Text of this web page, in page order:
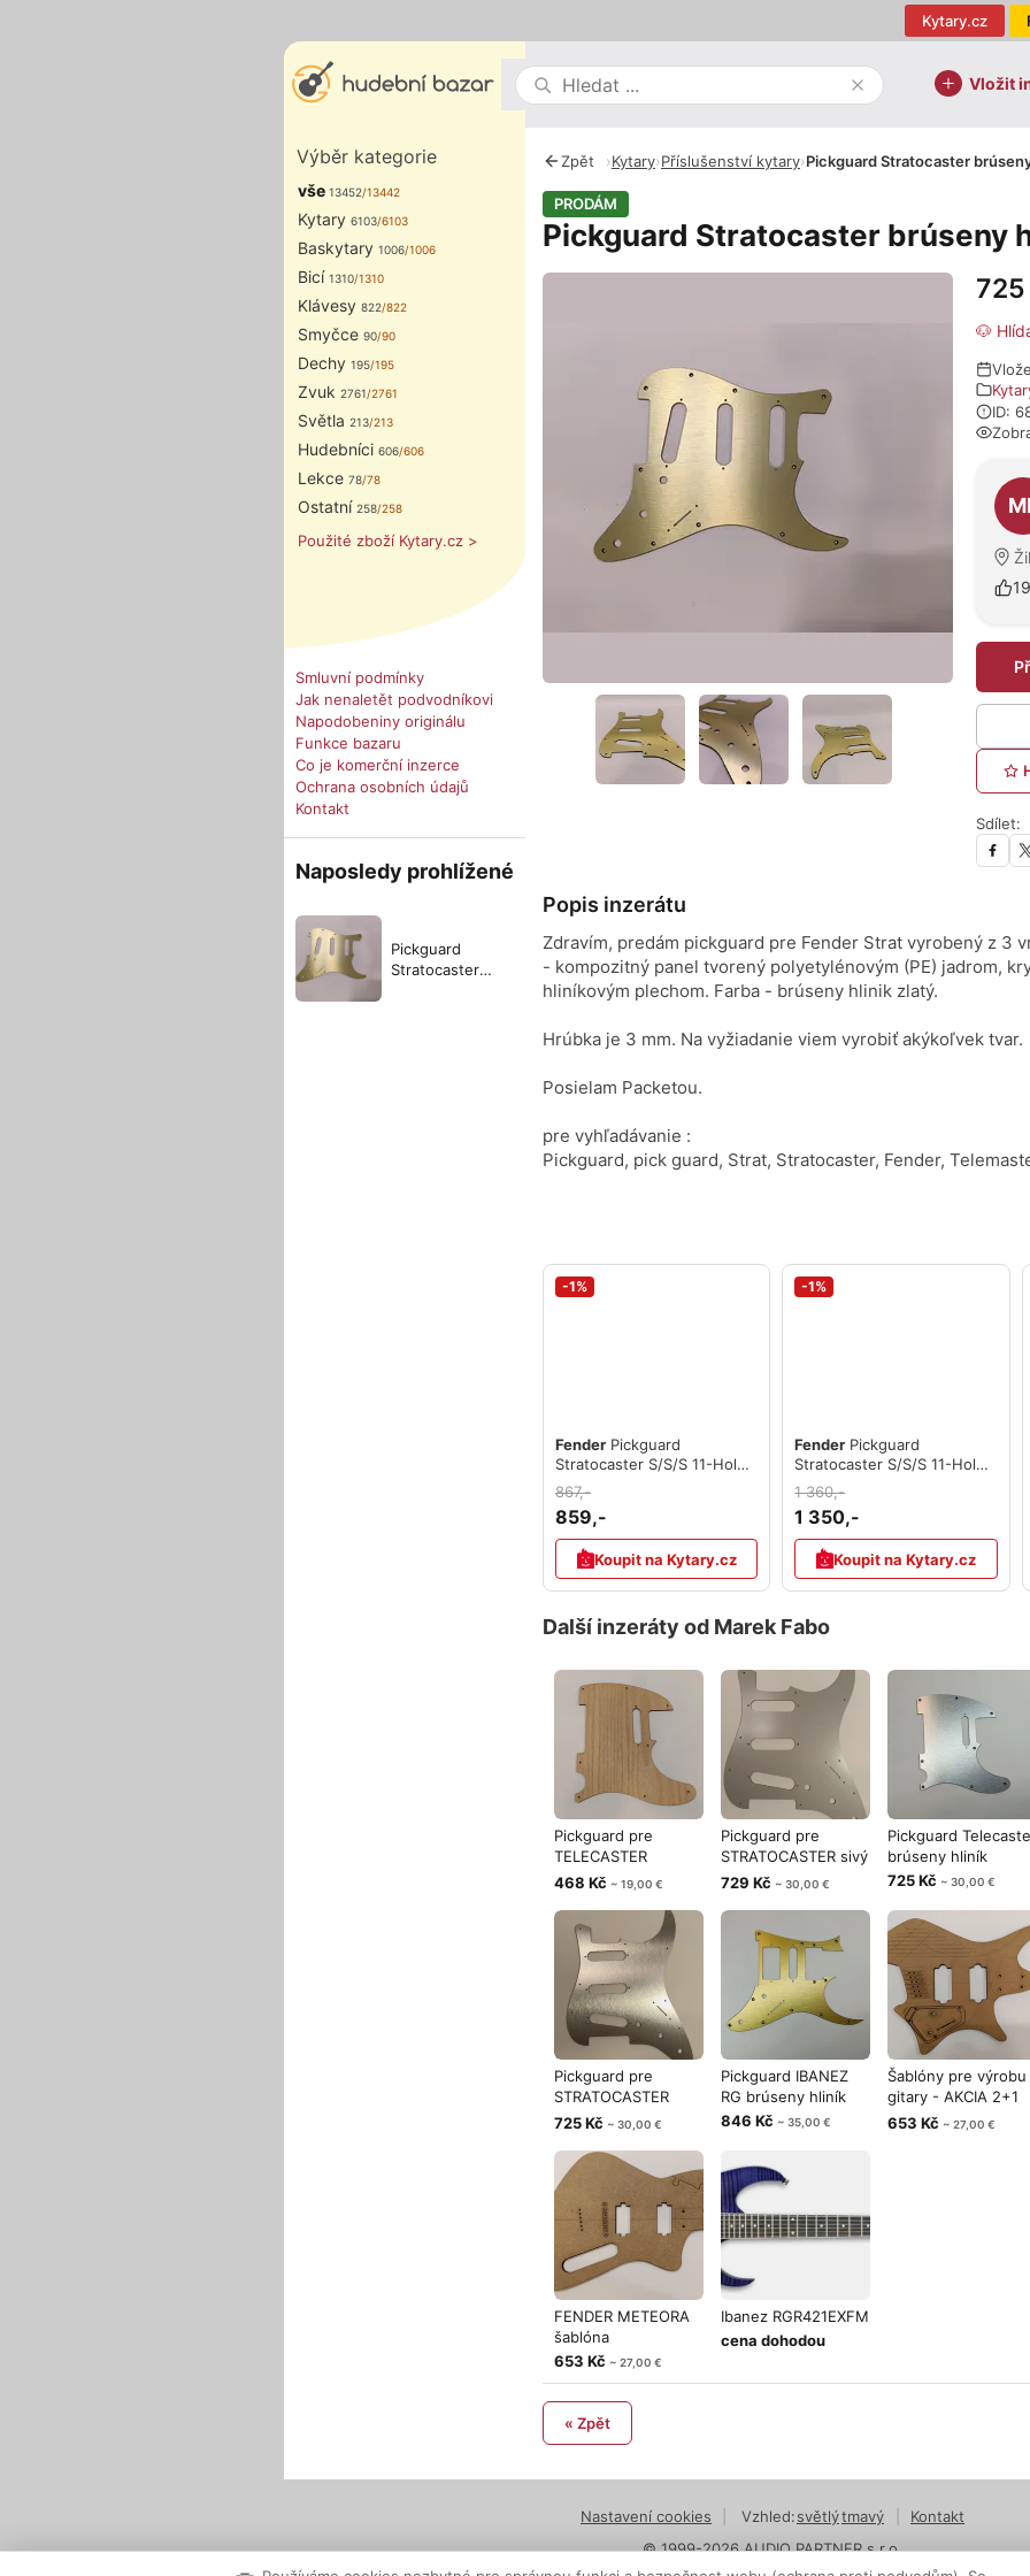
Kytary.cz
Vložit
Výběr kategorie
vše 13452/13442
Kytary 6103/6103
Baskytary 1006/1006
Bicí 1310/1310
Klávesy 822/822
Smyčce 90/90
Dechy 195/195
Zvuk 2761/2761
Světla 213/213
Hudebníci 606/606
Lekce 78/78
Ostatní 258/258
Použité zboží Kytary.cz >
Smluvní podmínky
Jak nenaletět podvodníkovi
Napodobeniny originálu
Funkce bazaru
Co je komerční inzerce
Ochrana osobních údajů
Kontakt
Naposledy prohlížené
Pickguard
Stratocaster
Zpět ›Kytary›Příslušenství kytary›Pickguard Stratocaster
PRODÁM
Pickguard Stratocaster brúseny
🐶
ID:
O
19
Sdílet:
Popis inzerátu
Zdravím, predám pickguard pre Fender Strat vyrobený z 3
- kompozitný panel tvorený polyetylénovým (PE) jadrom,
hliníkovým plechom. Farba - brúseny hlinik zlatý.
Hrúbka je 3 mm. Na vyžiadanie viem vyrobiť akýkoľvek tvar.
Posielam Packetou.
pre vyhľadávanie :
Pickguard, pick guard, Strat, Stratocaster, Fender,
-1%
Fender Pickguard
Stratocaster S/S/S 11-Hole
Mount Black B/W/B 3-Ply
867,-
859,-
Koupit na Kytary.cz
-1%
Fender Pickguard
Stratocaster S/S/S 11-Hole
Mount Tortoise Shell 4-Ply
1 360,-
1 350,-
Koupit na Kytary.cz
Další inzeráty od Marek Fabo
Pickguard pre
TELECASTER
prírodný dub
468 Kč ~ 19,00 €
Pickguard pre
STRATOCASTER sivý
hliník
729 Kč ~ 30,00 €
Pickguard
brúseny hliník
725 Kč ~ 30,00 €
Pickguard pre
STRATOCASTER
brúsený hliník
725 Kč ~ 30,00 €
Pickguard IBANEZ
RG brúseny hliník
846 Kč ~ 35,00 €
Šablóny pre výrobu
gitary - AKCIA 2+1
zdarma
653 Kč ~ 27,00 €
FENDER METEORA
šablóna
653 Kč ~ 27,00 €
Ibanez RGR421EXFM
cena dohodou
« Zpět
Nastavení cookies Vzhled:světlýtmavý
Kontakt
© 1999-2026 AUDIO PARTNER s.r.o.